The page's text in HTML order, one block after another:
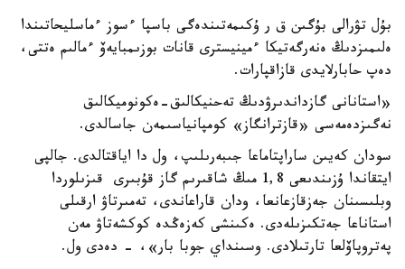
بۇل تۋرالى بۇگىن ق ر ۇكىمەتىندەگى باسپا ءسوز ءماسليحاتىندا
ەلىمىزدىڭ ەنەرگەتيكا ءمينيسترى قانات بوزىمبايەۆ ءمالىم ەتتى،
دەپ حابارلايدى قازاقپارات.
«استانانى گازداندىرۋدىڭ تەحنيكالىق-ەكونوميكالىق
نەگىزدەمەسى «قازترانگاز» كومپانياسىمەن جاسالدى.
سودان كەيىن ساراپتاماعا جىبەرىلىپ، ول دا اياقتالدى. جالپى
ايتقاندا ۇزىندىعى 1,8 مىڭ شاقىرىم گاز قۇبىرى قىزىلوردا
وبلىسىنان جەزقازعانعا، ودان قاراعاندى، تەمىرتاۋ ارقىلى
استاناعا جەتكىزىلەدى. ەكىنشى كەزەڭدە كوكشەتاۋ مەن
پەتروپاۆلعا تارتىلادى. وسىنداي جوبا بار»، - دەدى ول.